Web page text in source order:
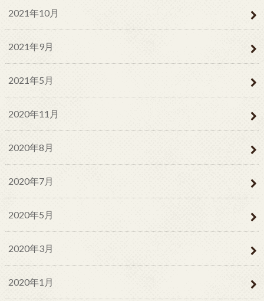
2021年10月
2021年9月
2021年5月
2020年11月
2020年8月
2020年7月
2020年5月
2020年3月
2020年1月